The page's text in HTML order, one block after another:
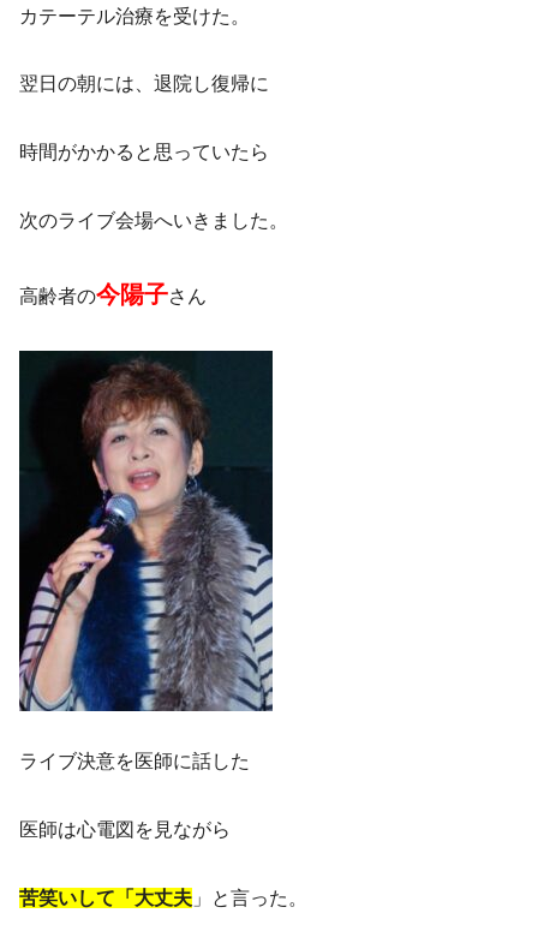
カテーテル治療を受けた。
翌日の朝には、退院し復帰に
時間がかかると思っていたら
次のライブ会場へいきました。
高齢者の今陽子さん
ライブ決意を医師に話した
医師は心電図を見ながら
苦笑いして「大丈夫 」と言った。